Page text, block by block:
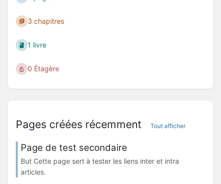
3 chapitres
1 livre
0 Étagère
Pages créées récemment Tout afficher
Page de test secondaire
But Cette page sert à tester les liens inter et intra
articles.